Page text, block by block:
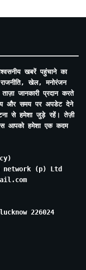
खबरें पहुंचाने का
राजनीति, खेल, मनोरंजन
जानकारी प्रदान करते
और समय पर अपडेट देने
से हमेशा जुड़े रहें। तेज़ी
आपको हमेशा एक कदम
(p) Ltd
226024